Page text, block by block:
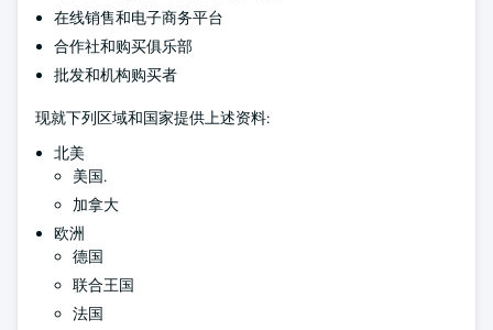
在线销售和电子商务平台
合作社和购买俱乐部
批发和机构购买者
现就下列区域和国家提供上述资料:
北美
美国.
加拿大
欧洲
德国
联合王国
法国